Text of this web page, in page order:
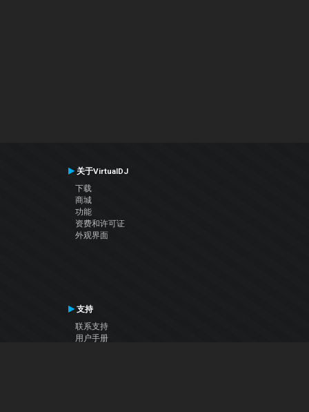
关于VirtualDJ
下载
商城
功能
资费和许可证
外观界面
支持
联系支持
用户手册